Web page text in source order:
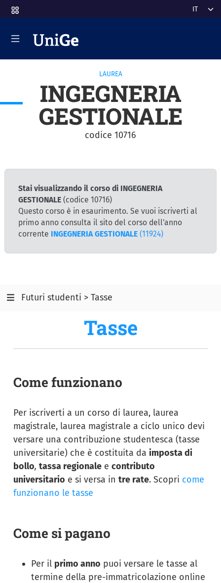
al contenuto principale Select
LAUREA
INGEGNERIA
GESTIONALE
codice 10716
Stai visualizzando il corso di INGEGNERIA
GESTIONALE (codice 10716)
Questo corso è in esaurimento. Se vuoi iscriverti al
primo anno consulta il sito del corso dell'anno
corrente INGEGNERIA GESTIONALE (11924)
Futuri studenti > Tasse
Tasse
Come funzionano
Per iscriverti a un corso di laurea, laurea
magistrale, laurea magistrale a ciclo unico devi
versare una contribuzione studentesca (tasse
universitarie) che è costituita da imposta di
bollo, tassa regionale e contributo
universitario e si versa in tre rate. Scopri come
funzionano le tasse
Come si pagano
Per il primo anno puoi versare le tasse al
termine della pre-immatricolazione online